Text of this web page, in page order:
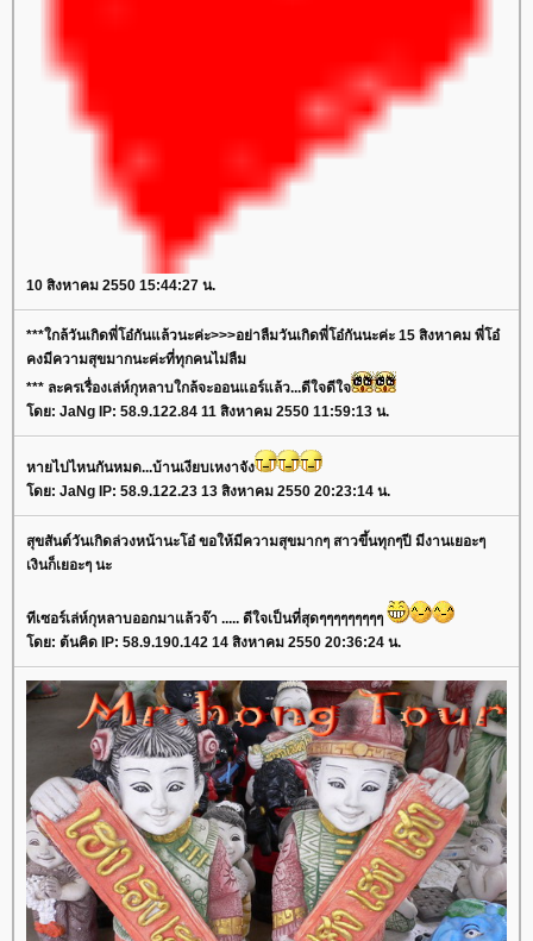
10 สิงหาคม 2550 15:44:27 น.
***ใกล้วันเกิดพี่โอ๋กันแล้วนะค่ะ>>>อย่าลืมวันเกิดพี่โอ๋กันนะค่ะ 15 สิงหาคม พี่โอ๋
คงมีความสุขมากนะค่ะที่ทุกคนไม่ลืม
*** ละครเรื่องเล่ห์กุหลาบใกล้จะออนแอร์แล้ว...ดีใจดีใจ
ดย: JaNg IP: 58.9.122.84 11 สิงหาคม 2550 11:59:13 น.
หายไปไหนกันหมด...บ้านเงียบเหงาจัง
ดย: JaNg IP: 58.9.122.23 13 สิงหาคม 2550 20:23:14 น.
สุขสันต์วันเกิดล่วงหน้านะโอ๋ ขอให้มีความสุขมากๆ สาวขึ้นทุกๆปี มีงานเยอะๆ
เงินก็เยอะๆ นะ
ทีเซอร์เล่ห์กุหลาบออกมาแล้วจ๊า ..... ดีใจเป็นที่สุดๆๆๆๆๆๆๆๆๆ
ดย: ต้นคิด IP: 58.9.190.142 14 สิงหาคม 2550 20:36:24 น.